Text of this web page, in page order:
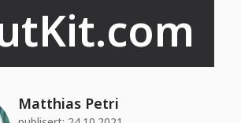
Matthias Petri